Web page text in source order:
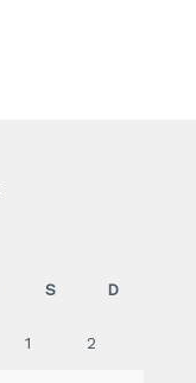
S D
1 2